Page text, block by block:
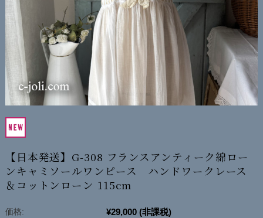
【日本発送】G-308 フランスアンティーク綿ロー
ンキャミソールワンピース ハンドワークレース
＆コットンローン 115cm
価格: ¥29,000 (非課税)